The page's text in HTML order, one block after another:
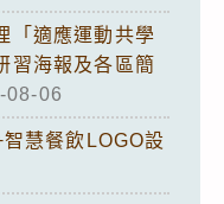
「適應運動共學
習海報及各區簡
08-06
慧餐飲LOGO設